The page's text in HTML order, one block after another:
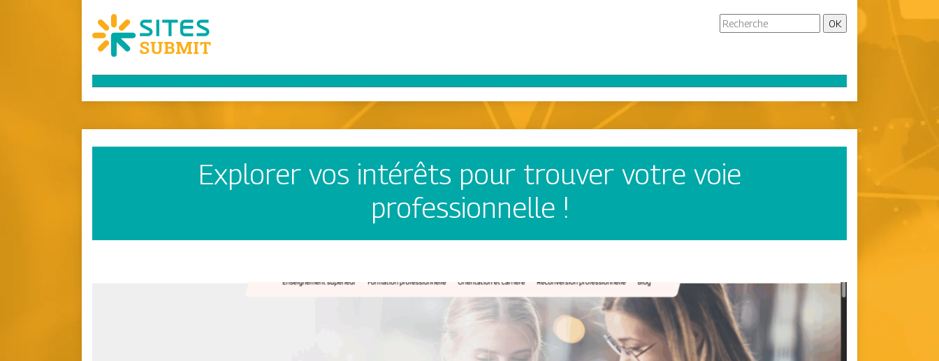
Explorer vos intérêts pour trouver votre voie
professionnelle !